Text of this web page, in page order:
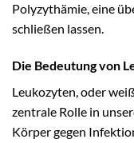
Polyzythämie, eine
schließen lassen.
Die Bedeutung von
Leukozyten, oder
zentrale Rolle in
Körper gegen